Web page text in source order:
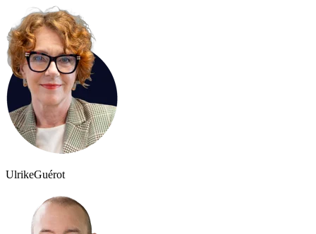
UlrikeGuérot